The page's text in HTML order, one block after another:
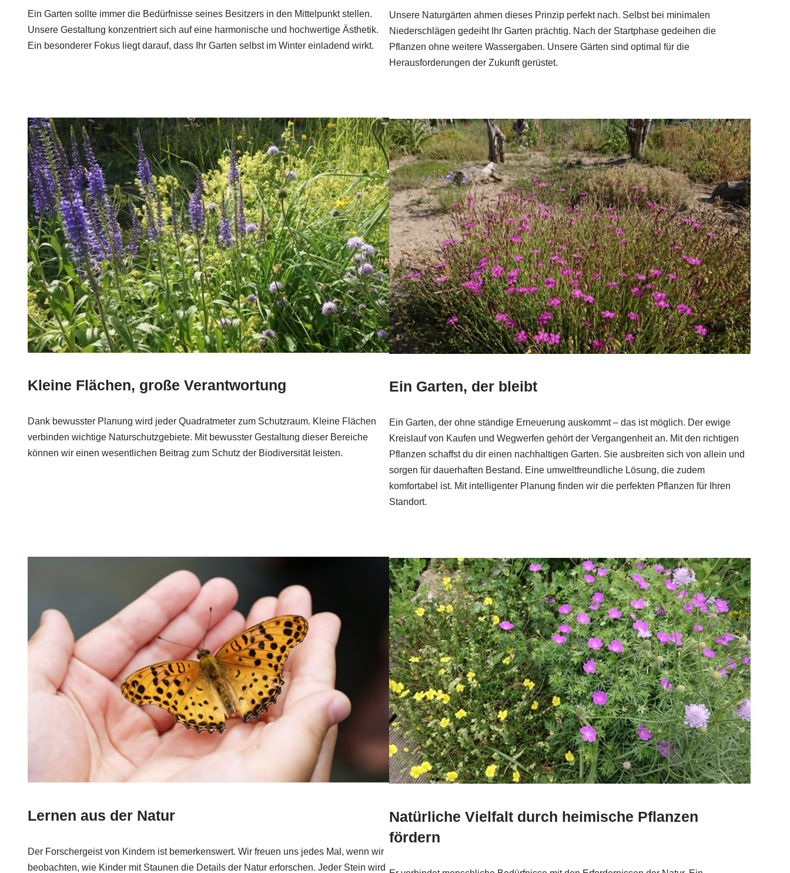
Ein Garten sollte immer die Bedürfnisse seines Besitzers in den Mittelpunkt stellen.
Unsere Gestaltung konzentriert sich auf eine harmonische und hochwertige Ästhetik.
Ein besonderer Fokus liegt darauf, dass Ihr Garten selbst im Winter einladend wirkt.
Unsere Naturgärten ahmen dieses Prinzip perfekt nach. Selbst bei minimalen
Niederschlägen gedeiht Ihr Garten prächtig. Nach der Startphase gedeihen die
Pflanzen ohne weitere Wassergaben. Unsere Gärten sind optimal für die
Herausforderungen der Zukunft gerüstet.
Kleine Flächen, große Verantwortung
Dank bewusster Planung wird jeder Quadratmeter zum Schutzraum. Kleine Flächen
verbinden wichtige Naturschutzgebiete. Mit bewusster Gestaltung dieser Bereiche
können wir einen wesentlichen Beitrag zum Schutz der Biodiversität leisten.
Ein Garten, der bleibt
Ein Garten, der ohne ständige Erneuerung auskommt – das ist möglich. Der ewige
Kreislauf von Kaufen und Wegwerfen gehört der Vergangenheit an. Mit den richtigen
Pflanzen schaffst du dir einen nachhaltigen Garten. Sie ausbreiten sich von allein und
sorgen für dauerhaften Bestand. Eine umweltfreundliche Lösung, die zudem
komfortabel ist. Mit intelligenter Planung finden wir die perfekten Pflanzen für Ihren
Standort.
Lernen aus der Natur
Der Forschergeist von Kindern ist bemerkenswert. Wir freuen uns jedes Mal, wenn wir
beobachten, wie Kinder mit Staunen die Details der Natur erforschen. Jeder Stein wird
Natürliche Vielfalt durch heimische Pflanzen
fördern